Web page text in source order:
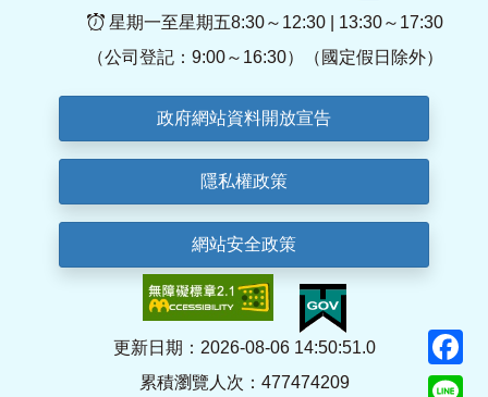
星期一至星期五8:30～12:30 | 13:30～17:30
（公司登記：9:00～16:30）（國定假日除外）
政府網站資料開放宣告
隱私權政策
網站安全政策
更新日期：2026-08-06 14:50:51.0
累積瀏覽人次：477474209